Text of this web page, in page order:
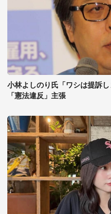
小林よしのり氏「ワシは提訴
「憲法違反」主張